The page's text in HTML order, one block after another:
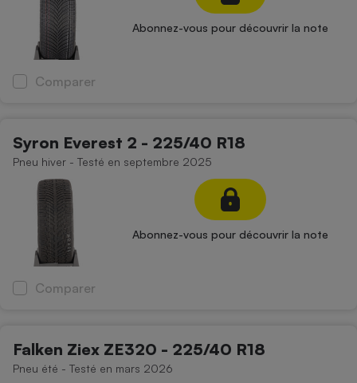
Abonnez-vous pour découvrir la note
Comparer
Syron Everest 2 - 225/40 R18
Pneu hiver - Testé en septembre 2025
Abonnez-vous pour découvrir la note
Comparer
Falken Ziex ZE320 - 225/40 R18
Pneu été - Testé en mars 2026